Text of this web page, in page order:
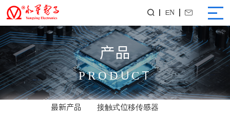
 EN 
产品
PRODUCT
最新产品
接触式位移传感器